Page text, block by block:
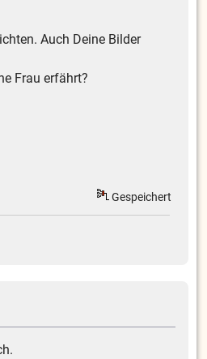
Auch Deine Bilder
Frau erfährt?
Gespeichert